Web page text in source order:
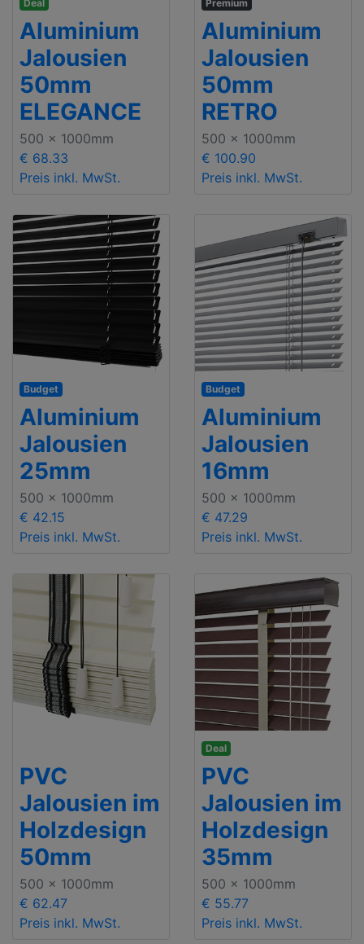
Deal
Aluminium
Jalousien
50mm
ELEGANCE
500 x 1000mm
€ 68.33
Preis inkl. MwSt.
Premium
Aluminium
Jalousien
50mm
RETRO
500 x 1000mm
€ 100.90
Preis inkl. MwSt.
Budget
Aluminium
Jalousien
25mm
500 x 1000mm
€ 42.15
Preis inkl. MwSt.
Budget
Aluminium
Jalousien
16mm
500 x 1000mm
€ 47.29
Preis inkl. MwSt.
PVC
Jalousien im
Holzdesign
50mm
500 x 1000mm
€ 62.47
Preis inkl. MwSt.
Deal
PVC
Jalousien im
Holzdesign
35mm
500 x 1000mm
€ 55.77
Preis inkl. MwSt.